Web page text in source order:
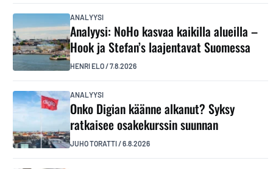
ANALYYSI
Analyysi: NoHo kasvaa kaikilla alueilla –
Hook ja Stefan’s laajentavat Suomessa
HENRI ELO/7.8.2026
ANALYYSI
Onko Digian käänne alkanut? Syksy
ratkaisee osakekurssin suunnan
JUHO TORATTI/6.8.2026